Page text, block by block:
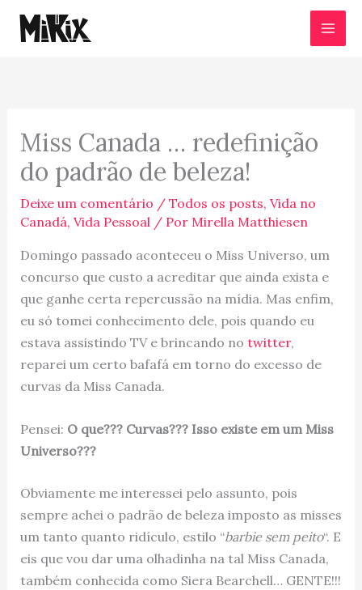
para
Miss Canada … redefinição
do padrão de beleza!
Deixe um comentário / Todos os posts, Vida no
Canadá, Vida Pessoal/ Por Mirella Matthiesen
Domingo passado aconteceu o Miss Universo, um
concurso que custo a acreditar que ainda exista e
que ganhe certa repercussão na mídia. Mas enfim,
eu só tomei conhecimento dele, pois quando eu
estava assistindo TV e brincando no twitter,
reparei um certo bafafá em torno do excesso de
curvas da Miss Canada.
Pensei: O que??? Curvas??? Isso existe em um Miss
Universo???
Obviamente me interessei pelo assunto, pois
sempre achei o padrão de beleza imposto as misses
um tanto quanto ridículo, estilo “barbie sem peito“. E
eis que vou dar uma olhadinha na tal Miss Canada,
também conhecida como Siera Bearchell… GENTE!!!